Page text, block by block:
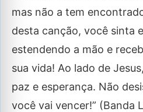
mas não a tem
desta canção, você sinta
estendendo a mão e
sua vida! Ao lado de
paz e esperança. Não
você vai vencer!” (Banda